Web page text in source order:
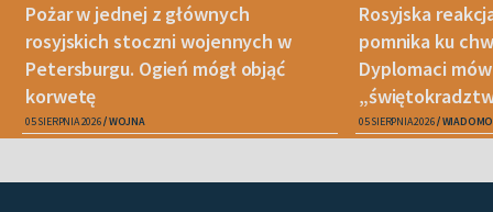
Pożar w jednej z głównych
rosyjskich stoczni wojennych w
Petersburgu. Ogień mógł objąć
korwetę
05 SIERPNIA 2026 WOJNA
Rosyjska
pomnika ku
Dyplomaci
05 SIERPNIA 2026